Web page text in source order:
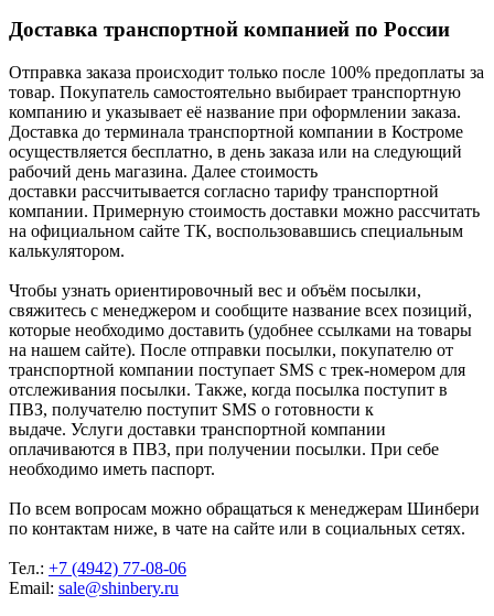
Доставка транспортной компанией по России
Отправка заказа происходит только после 100% предоплаты за
товар. Покупатель самостоятельно выбирает транспортную
компанию и указывает её название при оформлении заказа.
Доставка до терминала транспортной компании в Костроме
осуществляется бесплатно, в день заказа или на следующий
рабочий день магазина. Далее стоимость
доставки рассчитывается согласно тарифу транспортной
компании. Примерную стоимость доставки можно рассчитать
на официальном сайте ТК, воспользовавшись специальным
калькулятором.
Чтобы узнать ориентировочный вес и объём посылки,
свяжитесь с менеджером и сообщите название всех позиций,
которые необходимо доставить (удобнее ссылками на товары
на нашем сайте). После отправки посылки, покупателю от
транспортной компании поступает SMS с трек-номером для
отслеживания посылки. Также, когда посылка поступит в
ПВЗ, получателю поступит SMS о готовности к
выдаче. Услуги доставки транспортной компании
оплачиваются в ПВЗ, при получении посылки. При себе
необходимо иметь паспорт.
По всем вопросам можно обращаться к менеджерам Шинбери
по контактам ниже, в чате на сайте или в социальных сетях.
Тел.: +7 (4942) 77-08-06
Email: sale@shinbery.ru